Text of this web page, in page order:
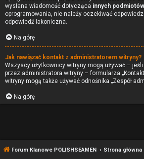
wysłana wiadomość dotycząca innych podmiotów
oprogramowania, nie należy oczekiwać
odpowiedź lakoniczna.
Na górę
Jak nawiązać kontakt z administratorem witryny?
Wszyscy użytkownicy witryny mogą używać –
przez administratora witryny – formularza
witryny mogą także używać odnośnika „Zespół
Na górę
Forum Klanowe POLISHSEAMEN Strona główna